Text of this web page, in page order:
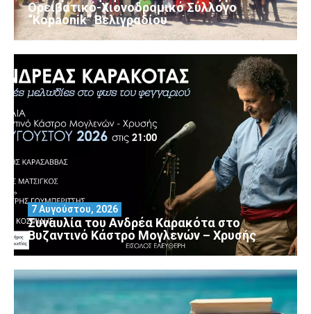
Ορειβατικό-Χιονοδρομικό Σύλλογο
“Kopaonik” Βελιγραδίου
Συναυλία του Ανδρέα Καρακότα στο
Βυζαντινό Κάστρο Μογλενών – Χρυσής
7 Αυγούστου, 2026